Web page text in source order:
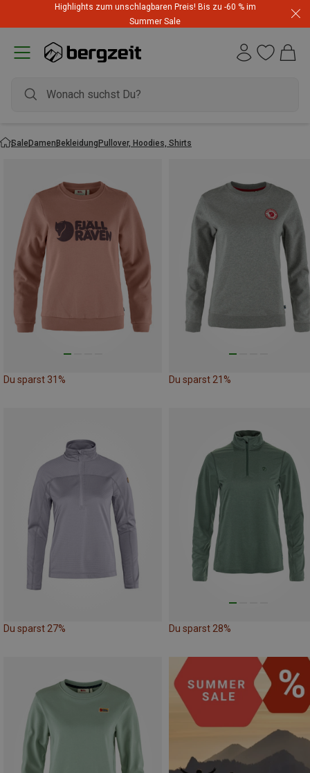
Highlights zum unschlagbaren Preis! Bis zu -60 % im
Summer Sale
SaleDamenBekleidungPullover, Hoodies, Shirts
Du sparst 31% Du sparst 21%
Du sparst 27% Du sparst 28%